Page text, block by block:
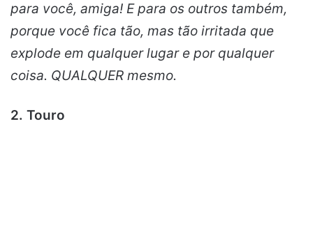
para você, amiga! E para os outros também,
porque você fica tão, mas tão irritada que
explode em qualquer lugar e por qualquer
coisa. QUALQUER mesmo.
2. Touro